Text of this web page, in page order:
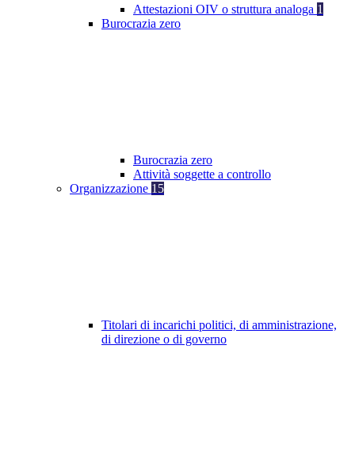
Attestazioni OIV o struttura analoga 1
Burocrazia zero
Burocrazia zero
Attività soggette a controllo
Organizzazione 15
Titolari di incarichi politici, di amministrazione,
di direzione o di governo